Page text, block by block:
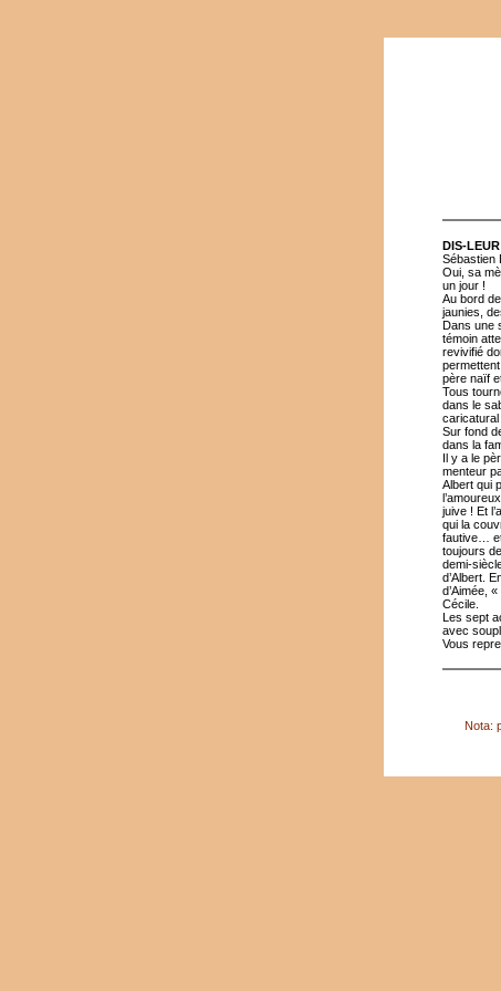
DIS-
Sébastien
Oui, sa
un jour !
Au bord
jaunies,
Dans une
témoin
revivifié
père naïf
Tous
dans le
caricatural
Sur fond
dans la
Il y a le
menteur
Albert qui
juive ! Et
qui la
fautive… et
toujours
demi-
d’Albert.
d’Aimée,
Cécile.
Les sept
avec
Vous
Nota: